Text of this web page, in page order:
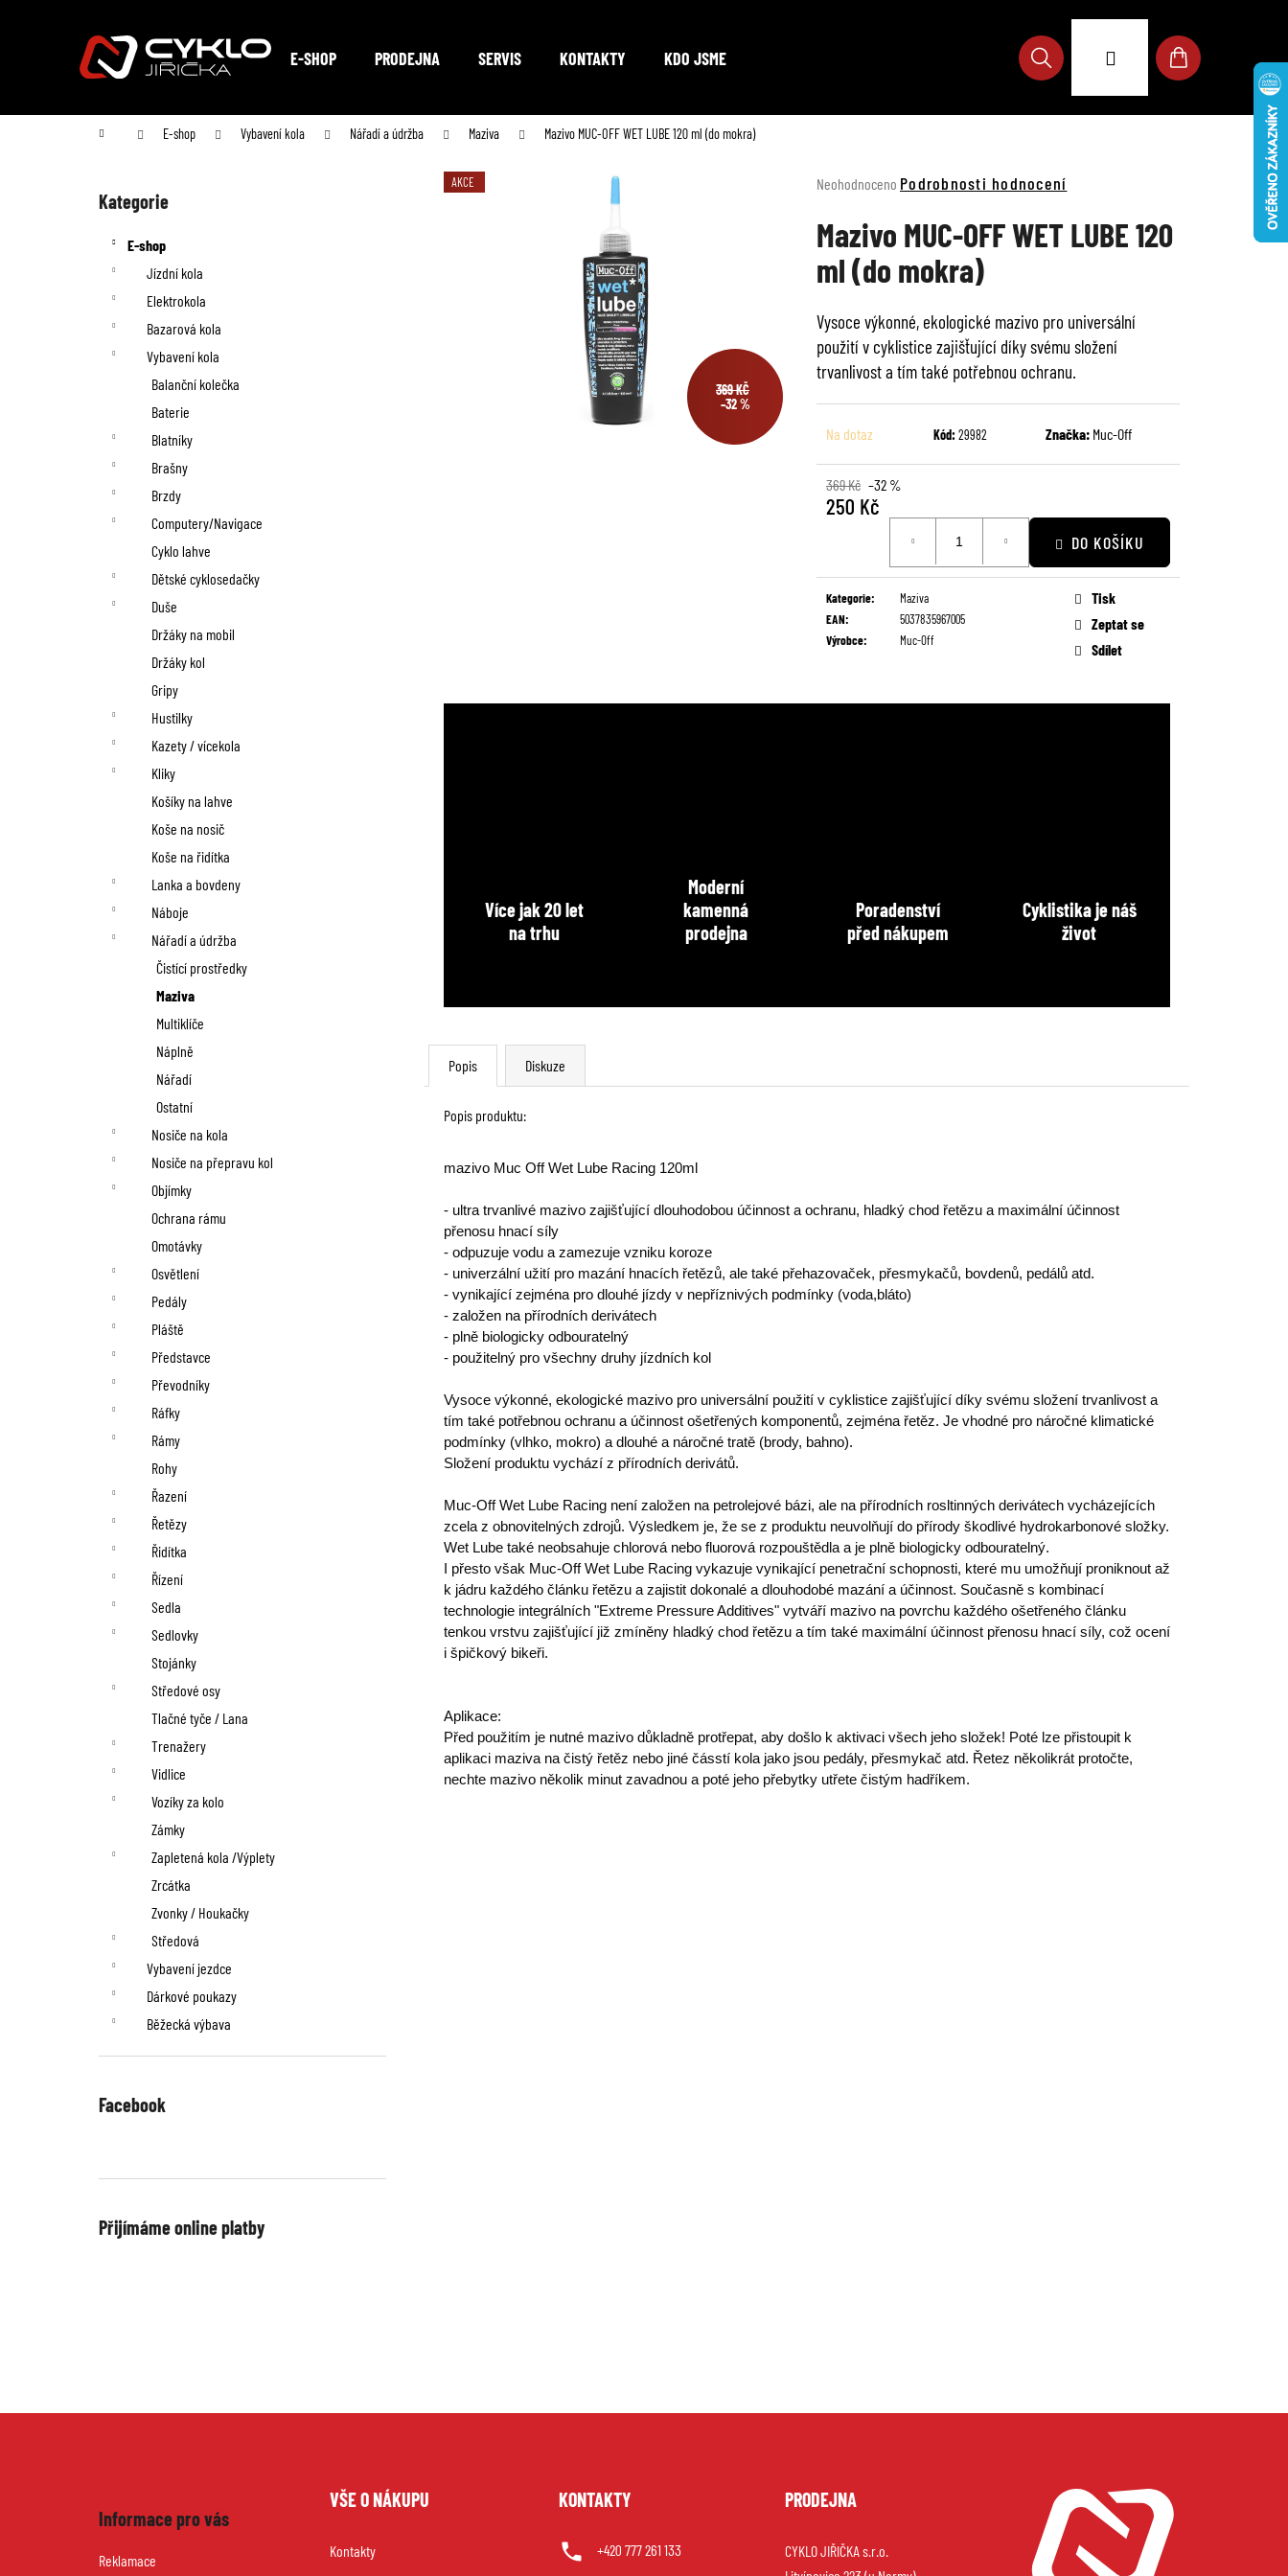
E-SHOP PRODEJNA SERVIS KONTAKTY KDO JSME
Hledat
Přihlášení
Nákupní
Domů E-shop Vybavení kola Nářadí a údržba Maziva Mazivo MUC-OFF WET LUBE 120 ml (do mokra)
Přeskočit
Kategorie
E-shop
Jízdní kola
Elektrokola
Bazarová kola
Vybavení kola
Balanční kolečka
Baterie
Blatníky
Brašny
Brzdy
Computery/Navigace
Cyklo lahve
Dětské cyklosedačky
Duše
Držáky na mobil
Držáky kol
Gripy
Hustilky
Kazety / vícekola
Kliky
Košíky na lahve
Koše na nosič
Koše na řidítka
Lanka a bovdeny
Náboje
Nářadí a údržba
Čistící prostředky
Maziva
Multiklíče
Náplně
Nářadí
Ostatní
Nosiče na kola
Nosiče na přepravu kol
Objímky
Ochrana rámu
Omotávky
Osvětlení
Pedály
Pláště
Představce
Převodníky
Ráfky
Rámy
Rohy
Řazení
Řetězy
Řidítka
Řízení
Sedla
Sedlovky
Stojánky
Středové osy
Tlačné tyče / Lana
Trenažery
Vidlice
Vozíky za kolo
Zámky
Zapletená kola /Výplety
Zrcátka
Zvonky / Houkačky
Středová
Vybavení jezdce
Dárkové poukazy
Běžecká výbava
Facebook
Přijímáme online platby
Průměrné
produktu
je
0,0
z
hvězdiček.
Neohodnoceno Podrobnosti hodnocení
Mazivo MUC-OFF WET LUBE 120
ml (do mokra)
Vysoce výkonné, ekologické mazivo pro universální
použití v cyklistice zajišťující díky svému složení
trvanlivost a tím také potřebnou ochranu.
Na dotaz Kód:29982 Značka: Muc-Off
369 Kč –32 %
250 Kč
DO KOŠÍKU
Kategorie:
Maziva
EAN:
5037835967005
Výrobce: Muc-Off
Tisk
Zeptat se
Sdílet
AKCE
369 KČ
–32 %
Více jak 20 let
na trhu
Moderní
kamenná
prodejna
Poradenství
před nákupem
Cyklistika je náš
život
Popis Diskuze
Popis produktu:
mazivo Muc Off Wet Lube Racing 120ml
- ultra trvanlivé mazivo zajišťující dlouhodobou účinnost a ochranu, hladký chod řetězu a maximální účinnost
přenosu hnací síly
- odpuzuje vodu a zamezuje vzniku koroze
- univerzální užití pro mazání hnacích řetězů, ale také přehazovaček, přesmykačů, bovdenů, pedálů atd.
- vynikající zejména pro dlouhé jízdy v nepříznivých podmínky (voda,bláto)
- založen na přírodních derivátech
- plně biologicky odbouratelný
- použitelný pro všechny druhy jízdních kol
Vysoce výkonné, ekologické mazivo pro universální použití v cyklistice zajišťující díky svému složení trvanlivost a
tím také potřebnou ochranu a účinnost ošetřených komponentů, zejména řetěz. Je vhodné pro náročné klimatické
podmínky (vlhko, mokro) a dlouhé a náročné tratě (brody, bahno).
Složení produktu vychází z přírodních derivátů.
Muc-Off Wet Lube Racing není založen na petrolejové bázi, ale na přírodních rosltinných derivátech vycházejících
zcela z obnovitelných zdrojů. Výsledkem je, že se z produktu neuvolňují do přírody škodlivé hydrokarbonové složky.
Wet Lube také neobsahuje chlorová nebo fluorová rozpouštědla a je plně biologicky odbouratelný.
I přesto však Muc-Off Wet Lube Racing vykazuje vynikající penetrační schopnosti, které mu umožňují proniknout až
k jádru každého článku řetězu a zajistit dokonalé a dlouhodobé mazání a účinnost. Současně s kombinací
technologie integrálních "Extreme Pressure Additives" vytváří mazivo na povrchu každého ošetřeného článku
tenkou vrstvu zajišťující již zmíněny hladký chod řetězu a tím také maximální účinnost přenosu hnací síly, což ocení
i špičkový bikeři.
Aplikace:
Před použitím je nutné mazivo důkladně protřepat, aby došlo k aktivaci všech jeho složek! Poté lze přistoupit k
aplikaci maziva na čistý řetěz nebo jiné čásstí kola jako jsou pedály, přesmykač atd. Řetez několikrát protočte,
nechte mazivo několik minut zavadnou a poté jeho přebytky utřete čistým hadříkem.
Zpět
Zpět
Co potřebujete najít?
Doporučujeme
Informace pro vás
Reklamace
VŠE O NÁKUPU
Kontakty
KONTAKTY
+420 777 261 133
PRODEJNA
CYKLO JIŘIČKA s.r.o.